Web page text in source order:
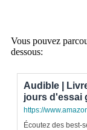
Vous pouvez
dessous:
Audible |
jours d'essai
https://
Écoutez des best-